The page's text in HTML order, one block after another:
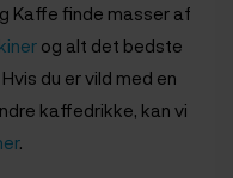
Kaffe finde masser af
og alt det bedste
du er vild med en
kaffedrikke, kan vi
.